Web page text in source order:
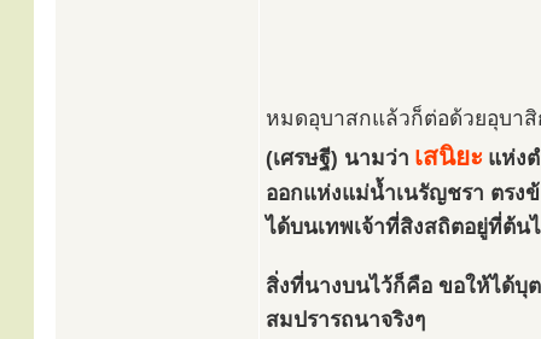
หมดอุบาสกแล้วก็ต่อด้วยอุบา
(เศรษฐี) นามว่า เสนิยะ แห่ง
ออกแห่งแม่น้ำเนรัญชรา ตรง
ได้บนเทพเจ้าที่สิงสถิตอยู่ที่ต้น
สิ่งที่นางบนไว้ก็คือ ขอให้ได้บุ
สมปรารถนาจริงๆ